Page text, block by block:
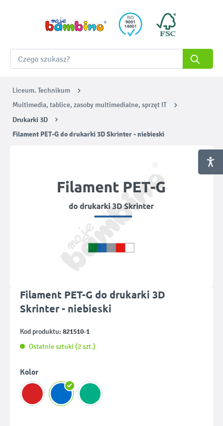
Liceum. Technikum
Multimedia, tablice, zasoby multimedialne, sprzęt IT
Drukarki 3D
Filament PET-G do drukarki 3D Skrinter - niebieski
Filament PET-G do drukarki 3D
Skrinter - niebieski
Kod produktu: 821510-1
Ostatnie sztuki (2 szt.)
Wybierz
Kolor